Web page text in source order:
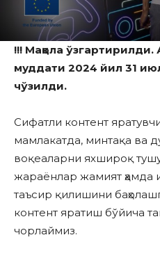
!!! Мақола
муддати 2024 йил 31
чўзилди.
Сифатли контент
мамлакатда, минтақа ва
воқеаларни яхшироқ
жараёнлар жамият ҳамда
таъсир қилишини
контент яратиш бўйича
чорлаймиз.